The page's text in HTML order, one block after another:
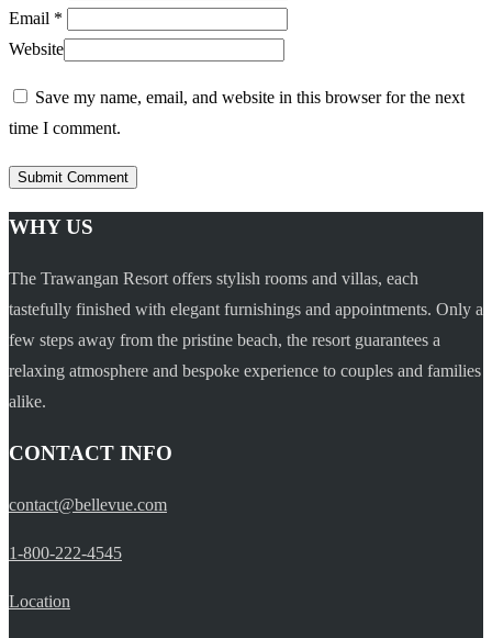
Email *
Website
Save my name, email, and website in this browser for the next
time I comment.
WHY US
The Trawangan Resort offers stylish rooms and villas, each
tastefully finished with elegant furnishings and appointments. Only a
few steps away from the pristine beach, the resort guarantees a
relaxing atmosphere and bespoke experience to couples and families
alike.
CONTACT INFO
contact@bellevue.com
1-800-222-4545
Location